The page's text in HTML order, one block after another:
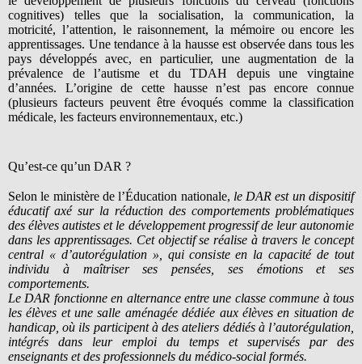
cognitives) telles que la socialisation, la communication, la
motricité, l’attention, le raisonnement, la mémoire ou encore les
apprentissages. Une tendance à la hausse est observée dans tous les
pays développés avec, en particulier, une augmentation de la
prévalence de l’autisme et du TDAH depuis une vingtaine
d’années. L’origine de cette hausse n’est pas encore connue
(plusieurs facteurs peuvent être évoqués comme la classification
médicale, les facteurs environnementaux, etc.)
Qu’est-ce qu’un DAR ?
Selon le ministère de l’Éducation nationale, le DAR est un dispositif
éducatif axé sur la réduction des comportements problématiques
des élèves autistes et le développement progressif de leur autonomie
dans les apprentissages. Cet objectif se réalise à travers le concept
central « d’autorégulation », qui consiste en la capacité de tout
individu à maîtriser ses pensées, ses émotions et ses
comportements.
Le DAR fonctionne en alternance entre une classe commune à tous
les élèves et une salle aménagée dédiée aux élèves en situation de
handicap, où ils participent à des ateliers dédiés à l’autorégulation,
intégrés dans leur emploi du temps et supervisés par des
enseignants et des professionnels du médico-social formés.